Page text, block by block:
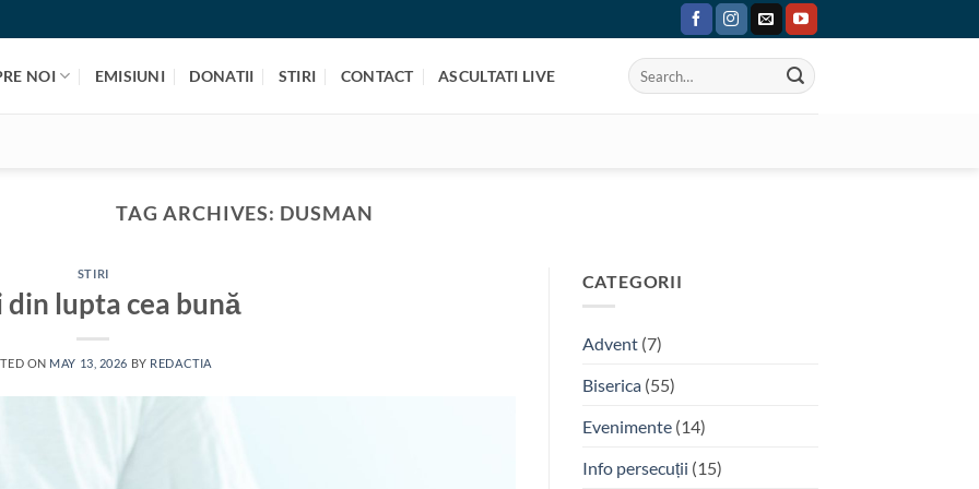
NOI EMISIUNI DONATII STIRI CONTACT ASCULTATI LIVE
TAG ARCHIVES: DUSMAN
STIRI
din lupta cea bună
ON MAY 13, 2026 BY REDACTIA
CATEGORII
Advent(7)
Biserica(55)
Evenimente(14)
Info persecuții (15)